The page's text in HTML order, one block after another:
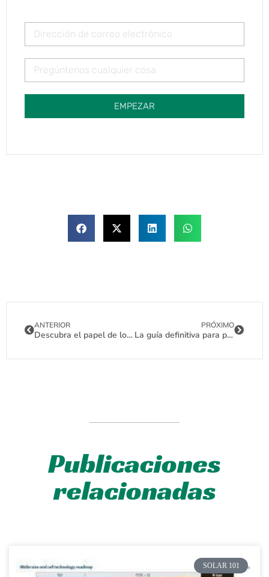
EMPEZAR
ANTERIOR
Descubra el papel de los diodos de derivación en los paneles solares
PRÓXIMO
La guía definitiva para paneles solares de 200 W
Publicaciones
relacionadas
SOLAR 101